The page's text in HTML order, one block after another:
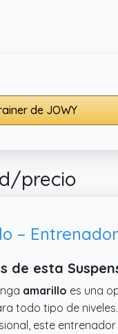
de JOWY
precio
de esta
amarillo es una
todo tipo de
este